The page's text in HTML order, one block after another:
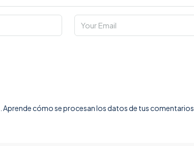
Aprende cómo se procesan los datos de tus comentarios.